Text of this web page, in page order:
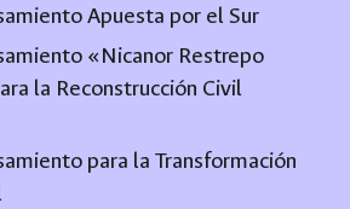
Apuesta por el Sur
«Nicanor Restrepo
la Reconstrucción Civil
para la Transformación